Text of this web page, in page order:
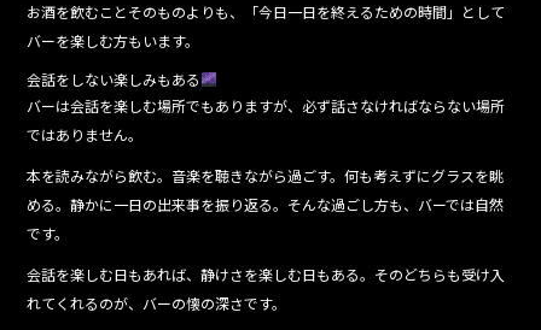
お酒を飲むことそのものよりも、「今日一日を終えるための時間」として
バーを楽しむ方もいます。
会話をしない楽しみもある
バーは会話を楽しむ場所でもありますが、必ず話さなければならない場所
ではありません。
本を読みながら飲む。音楽を聴きながら過ごす。何も考えずにグラスを眺
める。静かに一日の出来事を振り返る。そんな過ごし方も、バーでは自然
です。
会話を楽しむ日もあれば、静けさを楽しむ日もある。そのどちらも受け入
れてくれるのが、バーの懐の深さです。